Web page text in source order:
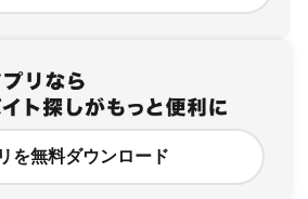
を無料ダウンロード